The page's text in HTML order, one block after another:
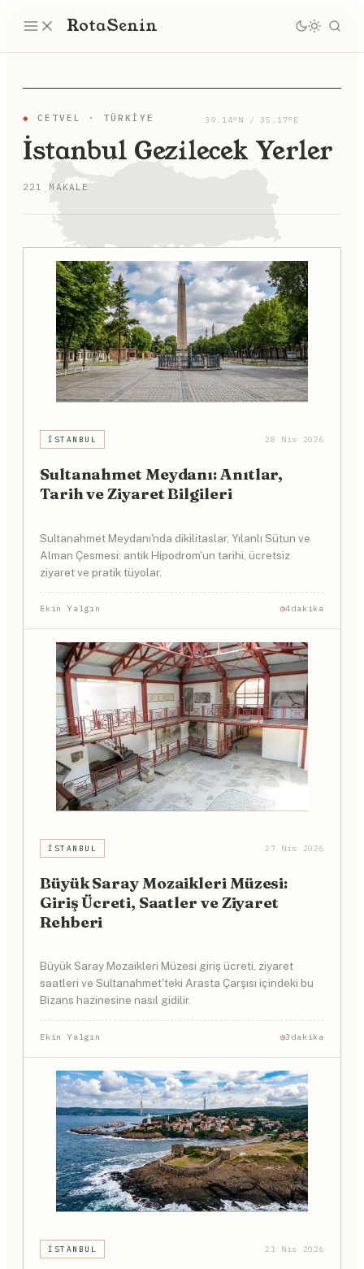
RotaSenin
39.14°N / 35.17°E
◆ CETVEL · TÜRKIYE
İstanbul Gezilecek Yerler
221 MAKALE
İSTANBUL 28 Nis 2026
Sultanahmet Meydanı: Anıtlar,
Tarih ve Ziyaret Bilgileri
Sultanahmet Meydanı'nda dikilitaslar, Yılanlı Sütun ve
Alman Çesmesi: antik Hipodrom'un tarihi, ücretsiz
ziyaret ve pratik tüyolar.
Ekin Yalgın 4dakika
İSTANBUL 27 Nis 2026
Büyük Saray Mozaikleri Müzesi:
Giriş Ücreti, Saatler ve Ziyaret
Rehberi
Büyük Saray Mozaikleri Müzesi giriş ücreti, ziyaret
saatleri ve Sultanahmet'teki Arasta Çarşısı içindeki bu
Bizans hazinesine nasıl gidilir.
Ekin Yalgın 3dakika
İSTANBUL 21 Nis 2026